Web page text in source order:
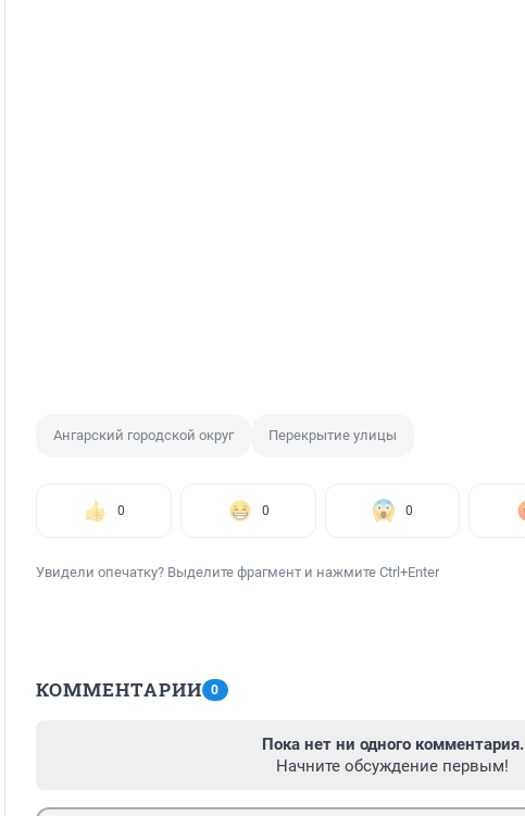
Ангарский городской округ Перекрытие улицы
0 0 0
Увидели опечатку? Выделите фрагмент и нажмите Ctrl+Enter
КОММЕНТАРИИ 0
Пока нет ни одного комментария.
Начните обсуждение первым!